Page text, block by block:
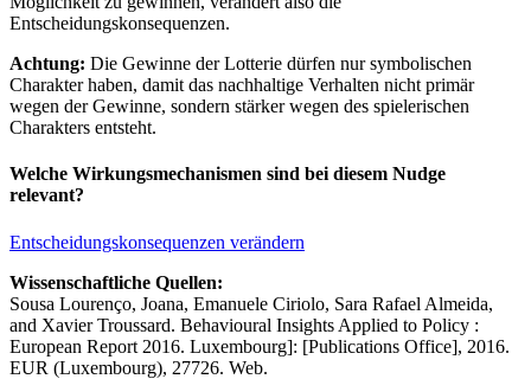
Entscheidungskonsequenzen.
Achtung: Die Gewinne der Lotterie dürfen nur symbolischen
Charakter haben, damit das nachhaltige Verhalten nicht primär
wegen der Gewinne, sondern stärker wegen des spielerischen
Charakters entsteht.
Welche Wirkungsmechanismen sind bei diesem Nudge
relevant?
Entscheidungskonsequenzen verändern
Wissenschaftliche Quellen:
Sousa Lourenço, Joana, Emanuele Ciriolo, Sara Rafael Almeida,
and Xavier Troussard. Behavioural Insights Applied to Policy :
European Report 2016. Luxembourg]: [Publications Office], 2016.
EUR (Luxembourg), 27726. Web.